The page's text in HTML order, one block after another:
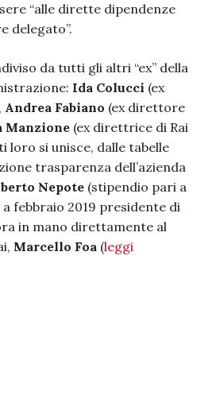
“alle dirette dipendenze
delegato”.
da tutti gli altri “ex” della
Ida Colucci (ex
Andrea Fabiano (ex direttore
Manzione (ex direttrice di Rai
loro si unisce, dalle tabelle
trasparenza dell’azienda
Nepote (stipendio pari a
febbraio 2019 presidente di
in mano direttamente al
Marcello Foa (leggi